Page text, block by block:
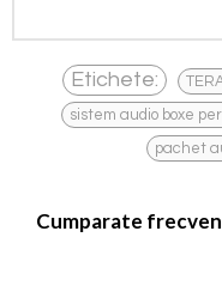
Etichete:
sistem audio boxe
pachet
Cumparate